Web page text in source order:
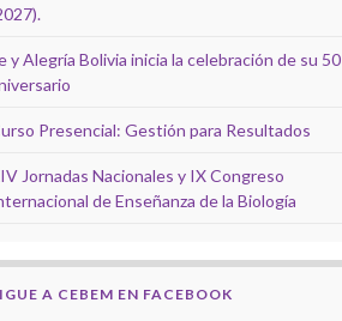
y Alegría Bolivia inicia la celebración de su 50
Presencial: Gestión para Resultados
Jornadas Nacionales y IX Congreso
de Enseñanza de la Biología
A CEBEM EN FACEBOOK